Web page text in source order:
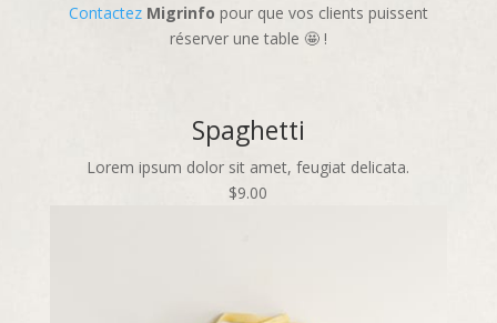
Contactez Migrinfo pour que vos clients puissent
réserver une table 🤩 !
Spaghetti
Lorem ipsum dolor sit amet, feugiat delicata.
$9.00